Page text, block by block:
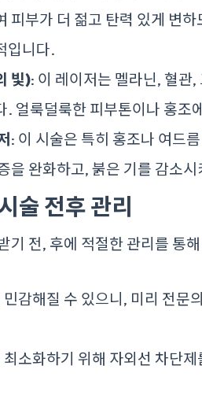
피부가 더 젊고 탄력 있게 변
입니다.
빛): 이 레이저는 멜라닌, 혈관
. 얼룩덜룩한 피부톤이나 홍조
: 이 시술은 특히 홍조나 여드
을 완화하고, 붉은 기를 감소
술 전후 관리
기 전, 후에 적절한 관리를 통
감해질 수 있으니, 미리 전문
소화하기 위해 자외선 차단